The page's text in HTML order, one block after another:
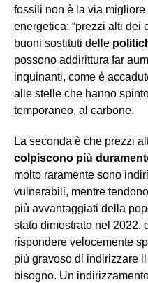
fossili non è la via
energetica: “prezzi alti dei
buoni sostituti delle
possono addirittura far
inquinanti, come è
alle stelle che hanno
temporaneo, al carbone.
La seconda è che prezzi
colpiscono più
molto raramente sono
vulnerabili, mentre
più avvantaggiati della
stato dimostrato nel 2022,
rispondere velocemente
più gravoso di indirizzare
bisogno. Un